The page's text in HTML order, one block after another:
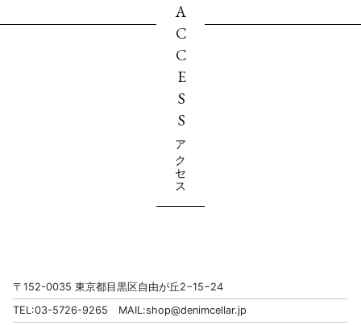
ACCESS
アクセス
〒152-0035 東京都目黒区自由が丘2−15−24
TEL:03-5726-9265 MAIL:shop@denimcellar.jp